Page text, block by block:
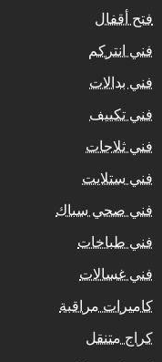
فتح أقفال
فني انتركم
فني بدالات
فني تكييف
فني ثلاجات
فني ستلايت
فني صحي سباك
فني طباخات
فني غسالات
كاميرات مراقبة
كراج متنقل